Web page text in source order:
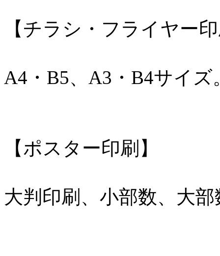
【チラシ・フライヤー
A4・B5、A3・B4サイ
【ポスター印刷】
大判印刷、小部数、大